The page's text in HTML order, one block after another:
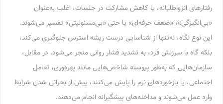
رفتارهای انزواطلبانه، یا کاهش مشارکت در جلسات، اغلب به‌عنوان
«بی‌انگیزگی»، «ضعف حرفه‌ای» یا حتی «بی‌مسئولیتی» تفسیر می‌شوند.
این نوع نگاه، نه‌تنها از شناسایی درست ریشه استرس جلوگیری می‌کند،
بلکه گاه با سرزنش فرد، به تشدید فشار روانی منجر می‌شود. در مقابل،
سازمان‌هایی که به‌طور پیوسته شاخص‌هایی مانند بهره‌وری، تعامل
اجتماعی، یا بازخوردهای نرم را پایش می‌کنند، پیش از بحرانی شدن شرایط
وارد عمل می‌شوند و مداخله‌های پیشگیرانه انجام می‌دهند.